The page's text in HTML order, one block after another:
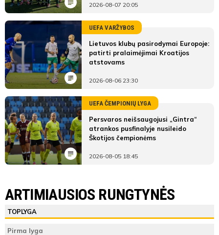
2026-08-07 20:05
UEFA VARŽYBOS
Lietuvos klubų pasirodymai Europoje:
patirti pralaimėjimai Kroatijos
atstovams
2026-08-06 23:30
UEFA ČEMPIONIŲ LYGA
Persvaros neišsaugojusi „Gintra“
atrankos pusfinalyje nusileido
Škotijos čempionėms
2026-08-05 18:45
Klaipėdos FM C
Minijos FA
Pirmas
ARTIMIAUSIOS RUNGTYNĖS
TOPLYGA
Pirma lyga